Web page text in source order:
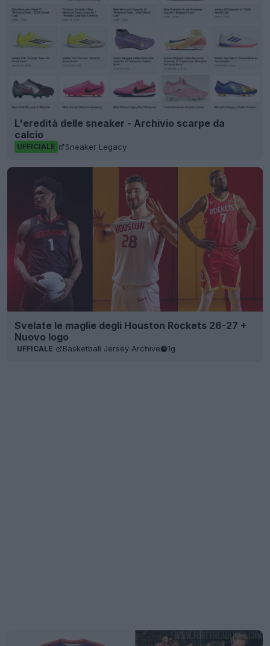
L'eredità delle sneaker - Archivio scarpe da
calcio
UFFICIALE Sneaker Legacy
Svelate le maglie degli Houston Rockets 26-27 +
Nuovo logo
UFFICALE Basketball Jersey Archive 1g